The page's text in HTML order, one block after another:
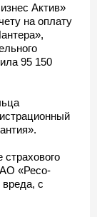
Актив»
на оплату
95 150
«Ресо-
вреда, с